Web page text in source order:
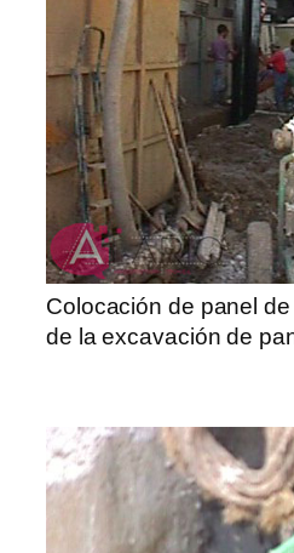
Colocación de panel
de la excavación de